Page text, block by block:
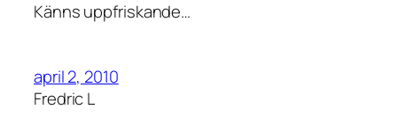
Känns uppfriskande…
april 2, 2010
Fredric L